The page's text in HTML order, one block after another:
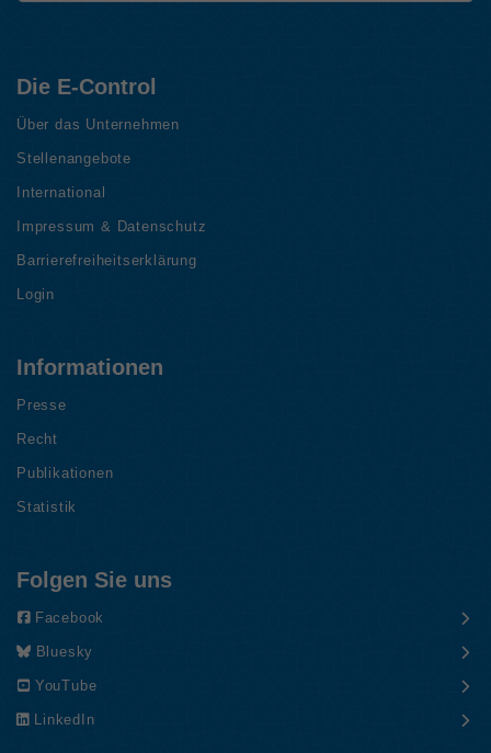
Die E-Control
Über das Unternehmen
Stellenangebote
International
Impressum & Datenschutz
Barrierefreiheitserklärung
Login
Informationen
Presse
Recht
Publikationen
Statistik
Folgen Sie uns
Facebook
Bluesky
YouTube
LinkedIn